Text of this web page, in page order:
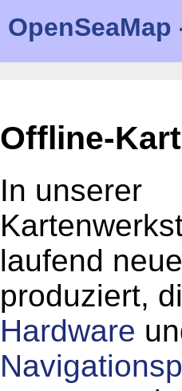
Offline-
In unserer
laufend
produziert,
Hardware